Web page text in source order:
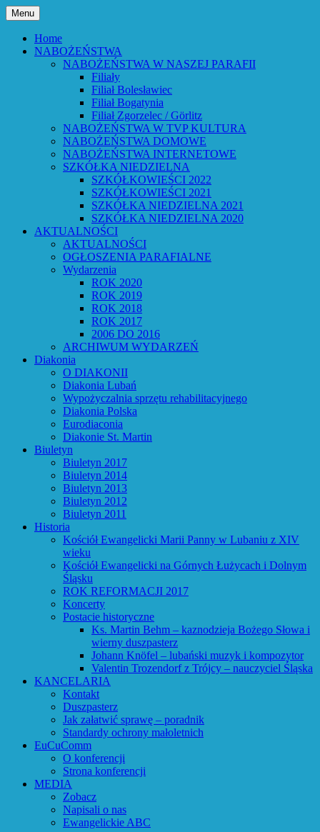
Przejdź
do
treściParafia Ewangelicko-
Augsburska w Lubaniu
czynię – Obj 21,5 – Słowo Boże Roku
Pańskiego 2026
Menu
Home
NABOŻEŃSTWA
NABOŻEŃSTWA W NASZEJ PARAFII
Filiały
Filiał Bolesławiec
Filiał Bogatynia
Filiał Zgorzelec / Görlitz
NABOŻEŃSTWA W TVP KULTURA
NABOŻEŃSTWA DOMOWE
NABOŻEŃSTWA INTERNETOWE
SZKÓŁKA NIEDZIELNA
SZKÓŁKOWIEŚCI 2022
SZKÓŁKOWIEŚCI 2021
SZKÓŁKA NIEDZIELNA 2021
SZKÓŁKA NIEDZIELNA 2020
AKTUALNOŚCI
AKTUALNOŚCI
OGŁOSZENIA PARAFIALNE
Wydarzenia
ROK 2020
ROK 2019
ROK 2018
ROK 2017
2006 DO 2016
ARCHIWUM WYDARZEŃ
Diakonia
O DIAKONII
Diakonia Lubań
Wypożyczalnia sprzętu rehabilitacyjnego
Diakonia Polska
Eurodiaconia
Diakonie St. Martin
Biuletyn
Biuletyn 2017
Biuletyn 2014
Biuletyn 2013
Biuletyn 2012
Biuletyn 2011
Historia
Kościół Ewangelicki Marii Panny w Lubaniu z XIV
wieku
Kościół Ewangelicki na Górnych Łużycach i Dolnym
Śląsku
ROK REFORMACJI 2017
Koncerty
Postacie historyczne
Ks. Martin Behm – kaznodzieja Bożego Słowa i
wierny duszpasterz
Johann Knöfel – lubański muzyk i kompozytor
Valentin Trozendorf z Trójcy – nauczyciel Śląska
KANCELARIA
Kontakt
Duszpasterz
Jak załatwić sprawę – poradnik
Standardy ochrony małoletnich
EuCuComm
O konferencji
Strona konferencji
MEDIA
Zobacz
Napisali o nas
Ewangelickie ABC